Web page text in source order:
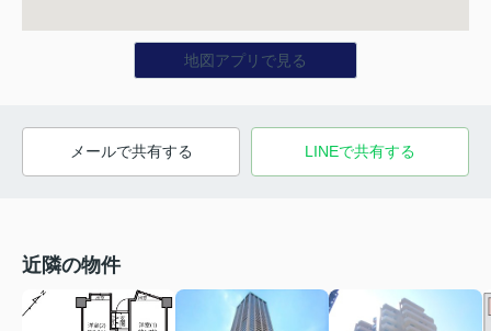
地図アプリで見る
メールで共有する LINEで共有する
近隣の物件